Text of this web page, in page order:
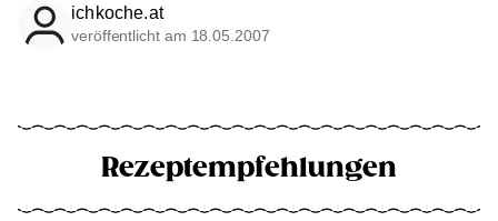
ichkoche.at
veröffentlicht am 18.05.2007
Rezeptempfehlungen